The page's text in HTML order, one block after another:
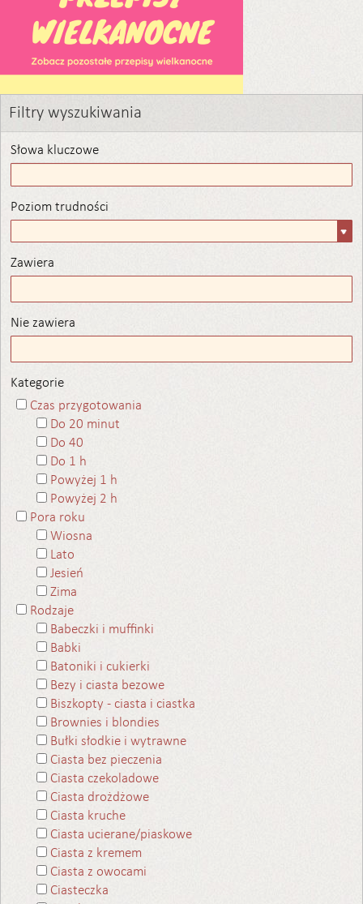
Filtry wyszukiwania
Słowa kluczowe
Poziom trudności
trudności
Zawiera
Nie zawiera
Kategorie
Czas przygotowania
Do 20 minut
Do 40
Do 1 h
Powyżej 1 h
Powyżej 2 h
Pora roku
Wiosna
Lato
Jesień
Zima
Rodzaje
Babeczki i muffinki
Babki
Batoniki i cukierki
Bezy i ciasta bezowe
Biszkopty - ciasta i ciastka
Brownies i blondies
Bułki słodkie i wytrawne
Ciasta bez pieczenia
Ciasta czekoladowe
Ciasta drożdżowe
Ciasta kruche
Ciasta ucierane/piaskowe
Ciasta z kremem
Ciasta z owocami
Ciasteczka